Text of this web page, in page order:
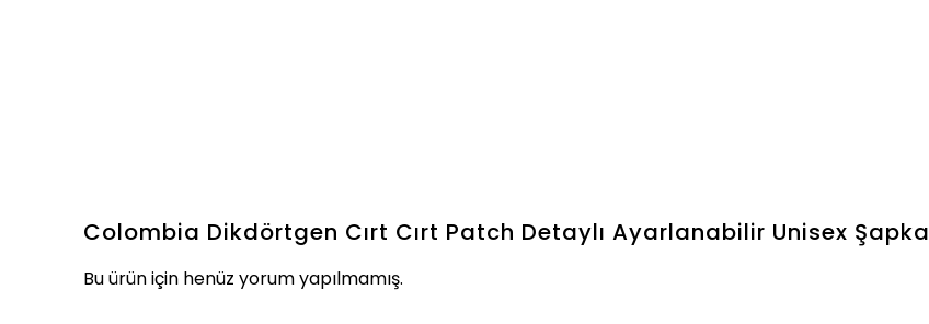
Colombia Dikdörtgen Cırt Cırt Patch Detaylı Ayarlanabilir Unisex Şapka
Bu ürün için henüz yorum yapılmamış.